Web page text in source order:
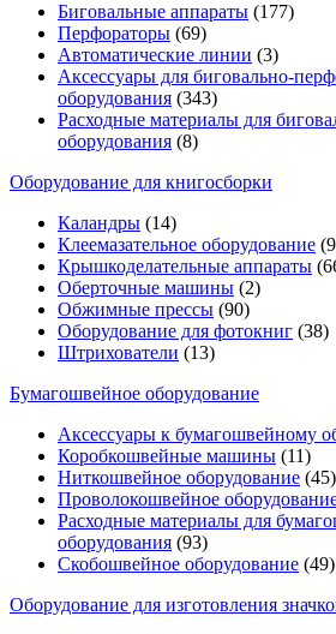
Биговальные аппараты (177)
Перфораторы (69)
Автоматические линии (3)
Аксессуары для биговально-
оборудования (343)
Расходные материалы для
оборудования (8)
Оборудование для книгосборки
Каландры (14)
Клеемазательное оборудование
Крышкоделательные аппараты
Оберточные машины (2)
Обжимные прессы (90)
Оборудование для фотокниг (38)
Штрихователи (13)
Бумагошвейное оборудование
Аксессуары к бумагошвейному
Коробкошвейные машины (11)
Ниткошвейное оборудование (45)
Проволокошвейное
Расходные материалы для
оборудования (93)
Скобошвейное оборудование (49)
Оборудование для изготовления